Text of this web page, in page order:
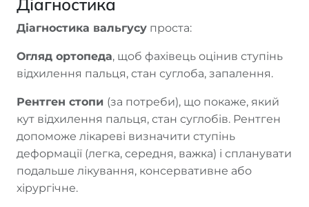
Діагностика вальгусу проста:
Огляд ортопеда, щоб фахівець оцінив ступінь
відхилення пальця, стан суглоба, запалення.
Рентген стопи (за потреби), що покаже, який
кут відхилення пальця, стан суглобів. Рентген
допоможе лікареві визначити ступінь
деформації (легка, середня, важка) і спланувати
подальше лікування, консервативне або
хірургічне.